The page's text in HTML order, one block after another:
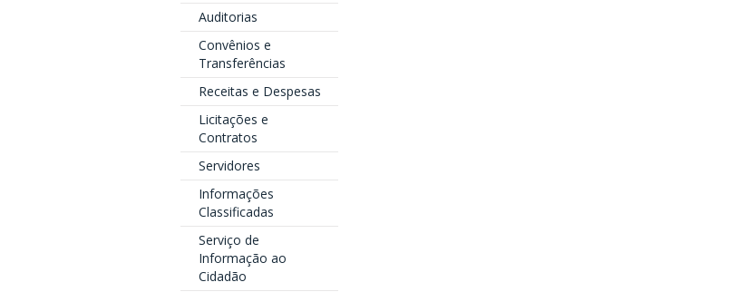
Auditorias
Convênios e
Transferências
Receitas e Despesas
Licitações e
Contratos
Servidores
Informações
Classificadas
Serviço de
Informação ao
Cidadão